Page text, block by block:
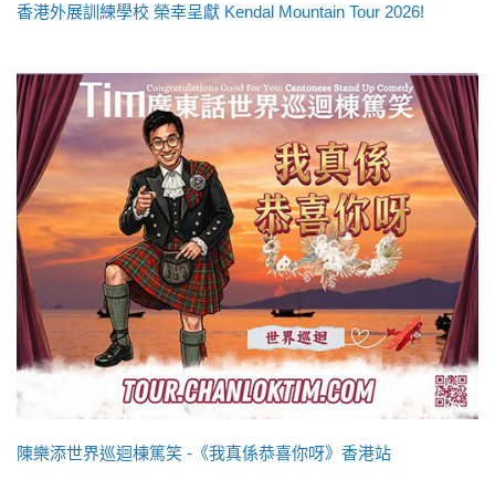
香港外展訓練學校 榮幸呈獻 Kendal Mountain Tour 2026!
陳樂添世界巡迴棟篤笑 -《我真係恭喜你呀》香港站